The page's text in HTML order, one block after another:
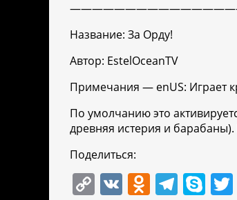
Название: За Орду!
Автор: EstelOceanTV
Примечания — enUS: Играет
По умолчанию это
древняя истерия и
Поделиться:
C V O T S